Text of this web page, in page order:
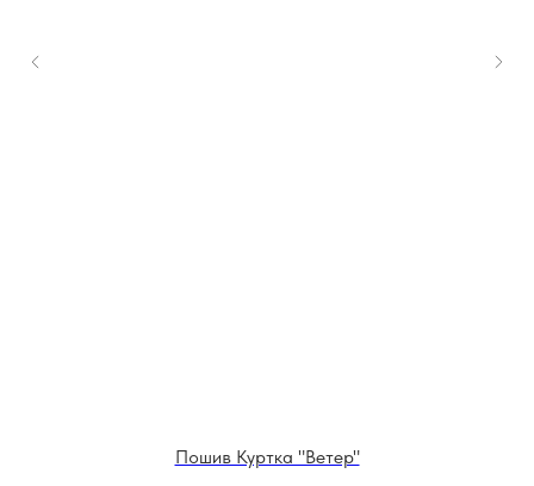
Пошив Куртка "Ветер"